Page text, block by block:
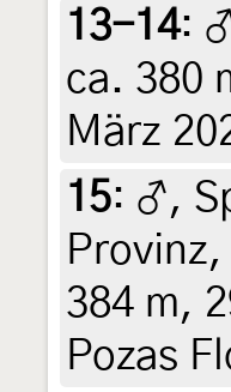
13-14:
ca. 380
März
15: ♂,
384 m,
Pozas